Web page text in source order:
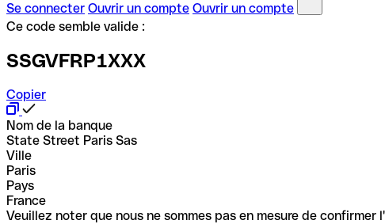
Se connecter Ouvrir un compte Ouvrir un compte
Ce code semble valide :
SSGVFRP1XXX
Copier
Nom de la banque
State Street Paris Sas
Ville
Paris
Pays
France
Veuillez noter que nous ne sommes pas en mesure de